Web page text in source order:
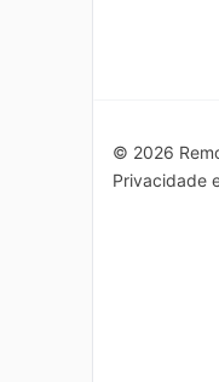
© 2026
Privacidade